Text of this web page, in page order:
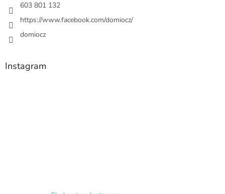
603 801 132
https://www.facebook.com/domiocz/
domiocz
Instagram